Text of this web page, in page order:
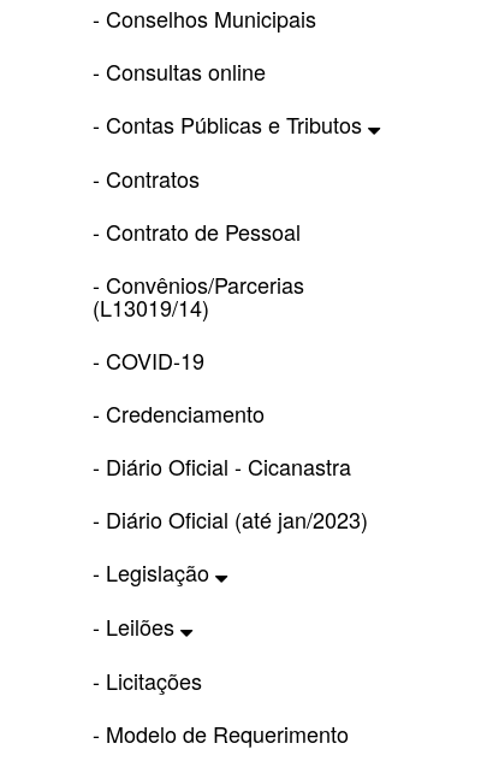
- Conselhos Municipais
- Consultas online
- Contas Públicas e Tributos
- Contratos
- Contrato de Pessoal
- Convênios/Parcerias
(L13019/14)
- COVID-19
- Credenciamento
- Diário Oficial - Cicanastra
- Diário Oficial (até jan/2023)
- Legislação
- Leilões
- Licitações
- Modelo de Requerimento